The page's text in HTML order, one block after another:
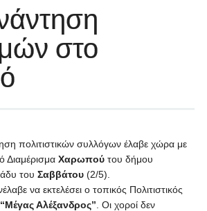
στο
πολιτιστικών συλλόγων έλαβε χώρα με
Διαμέρισμα Χαρωπού του δήμου
του Σαββάτου (2/5).
να εκτελέσει ο τοπικός Πολιτιστικός
‘‘Μέγας Αλέξανδρος’’ . Οι χοροί δεν